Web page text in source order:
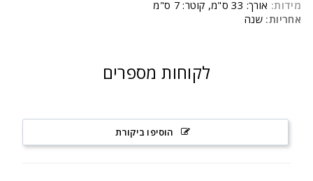
מידות: אורך: 33 ס"מ, קוטר: 7 ס"מ
אחריות: שנה
לקוחות מספרים
הוסיפו ביקורת